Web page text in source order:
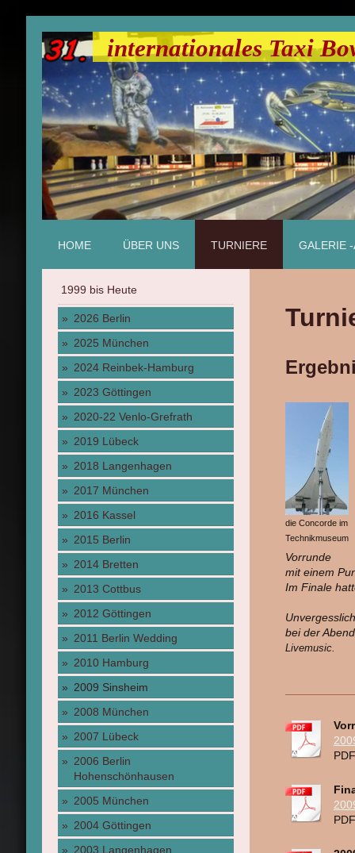
internationales Taxi
HOME ÜBER UNS TURNIERE GALERIE
die Concorde im
Technikmuseum
Vorrunde
mit einem
Im Finale
bei der
Livemusic.
1999 bis Heute
2026 Berlin
2025 München
2024 Reinbek-Hamburg
2023 Göttingen
2020-22 Venlo-Grefrath
2019 Lübeck
2018 Langenhagen
2017 München
2016 Kassel
2015 Berlin
2014 Bretten
2013 Cottbus
2012 Göttingen
2011 Berlin Wedding
2010 Hamburg
2009 Sinsheim
2008 München
2007 Lübeck
2006 Berlin
Hohenschönhausen
2005 München
2004 Göttingen
2003 Langenhagen